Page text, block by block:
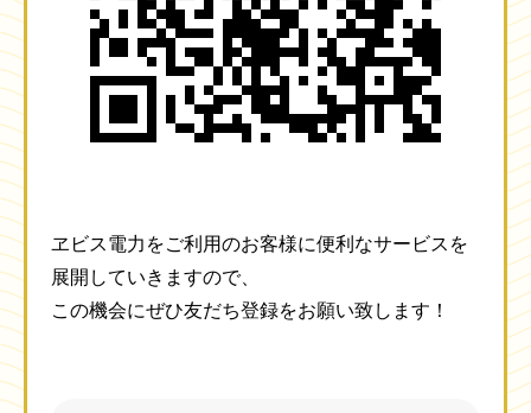
ヱビス電力をご利用のお客様に便利なサービスを
展開していきますので、
この機会にぜひ友だち登録をお願い致します！